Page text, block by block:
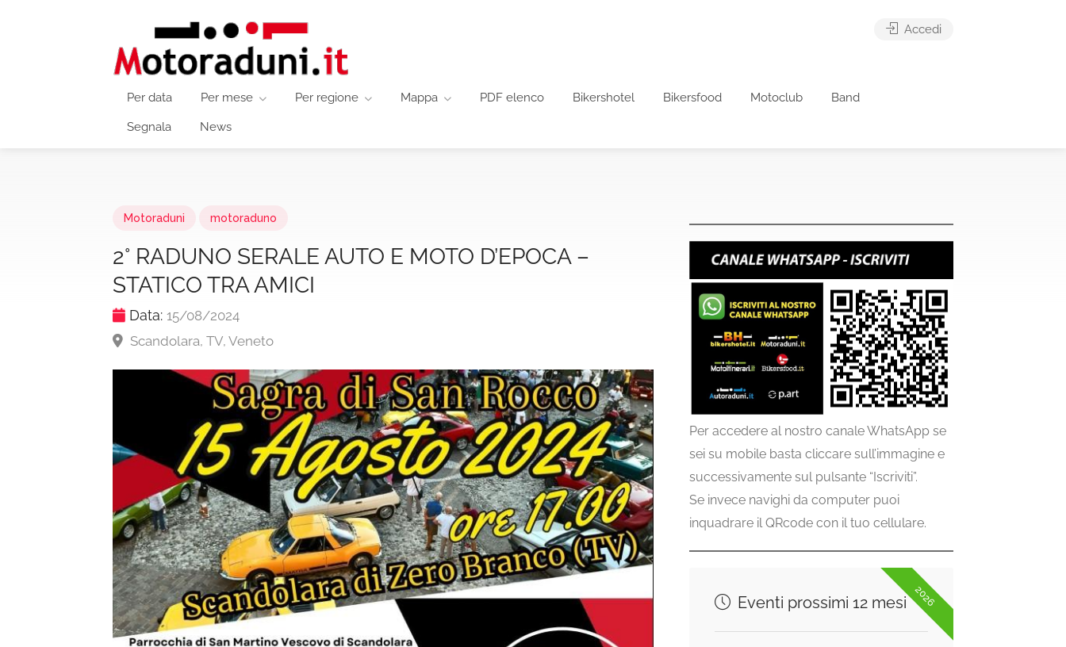
Per data Per mese Per regione Mappa PDF elenco Bikershotel Bikersfood Motoclub Band
Segnala News
Accedi
Motoraduni motoraduno
2° RADUNO SERALE AUTO E MOTO D’EPOCA –
STATICO TRA AMICI
Data: 15/08/2024
Scandolara, TV, Veneto
Per accedere al nostro canale WhatsApp se
sei su mobile basta cliccare sull’immagine e
successivamente sul pulsante “Iscriviti”.
Se invece navighi da computer puoi
inquadrare il QRcode con il tuo cellulare.
2026
Eventi prossimi 12 mesi